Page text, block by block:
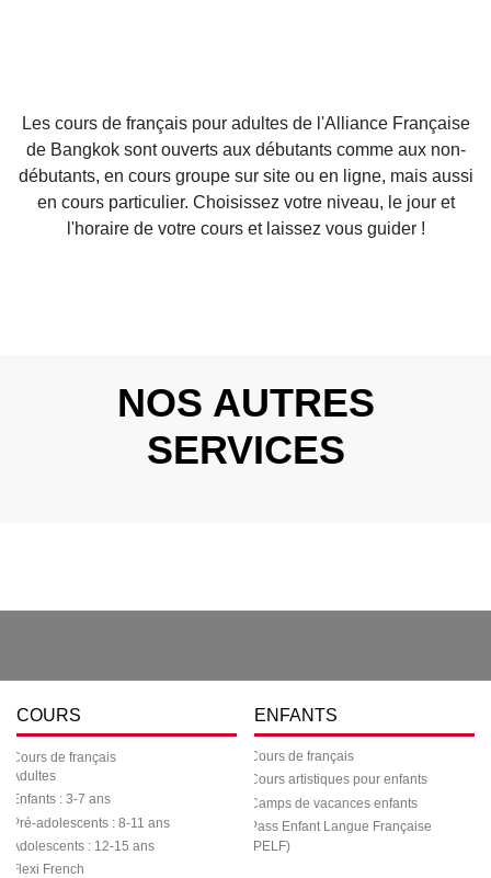
Les cours de français pour adultes de l'Alliance Française
de Bangkok sont ouverts aux débutants comme aux non-
débutants, en cours groupe sur site ou en ligne, mais aussi
en cours particulier. Choisissez votre niveau, le jour et
l'horaire de votre cours et laissez vous guider !
NOS AUTRES
SERVICES
COURS
Cours de français
Adultes
Enfants : 3-7 ans
Pré-adolescents : 8-11 ans
Adolescents : 12-15 ans
Flexi French
ENFANTS
Cours de français
Cours artistiques pour enfants
Camps de vacances enfants
Pass Enfant Langue Française
(PELF)